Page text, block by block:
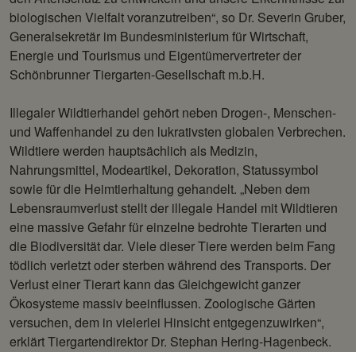
biologischen Vielfalt voranzutreiben“, so Dr. Severin Gruber,
Generalsekretär im Bundesministerium für Wirtschaft,
Energie und Tourismus und Eigentümervertreter der
Schönbrunner Tiergarten-Gesellschaft m.b.H.
Illegaler Wildtierhandel gehört neben Drogen-, Menschen-
und Waffenhandel zu den lukrativsten globalen Verbrechen.
Wildtiere werden hauptsächlich als Medizin,
Nahrungsmittel, Modeartikel, Dekoration, Statussymbol
sowie für die Heimtierhaltung gehandelt. „Neben dem
Lebensraumverlust stellt der illegale Handel mit Wildtieren
eine massive Gefahr für einzelne bedrohte Tierarten und
die Biodiversität dar. Viele dieser Tiere werden beim Fang
tödlich verletzt oder sterben während des Transports. Der
Verlust einer Tierart kann das Gleichgewicht ganzer
Ökosysteme massiv beeinflussen. Zoologische Gärten
versuchen, dem in vielerlei Hinsicht entgegenzuwirken“,
erklärt Tiergartendirektor Dr. Stephan Hering-Hagenbeck.